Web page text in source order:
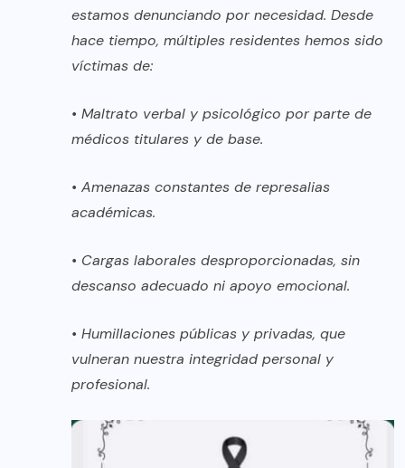
estamos denunciando por necesidad. Desde
hace tiempo, múltiples residentes hemos sido
víctimas de:
• Maltrato verbal y psicológico por parte de
médicos titulares y de base.
• Amenazas constantes de represalias
académicas.
• Cargas laborales desproporcionadas, sin
descanso adecuado ni apoyo emocional.
• Humillaciones públicas y privadas, que
vulneran nuestra integridad personal y
profesional.